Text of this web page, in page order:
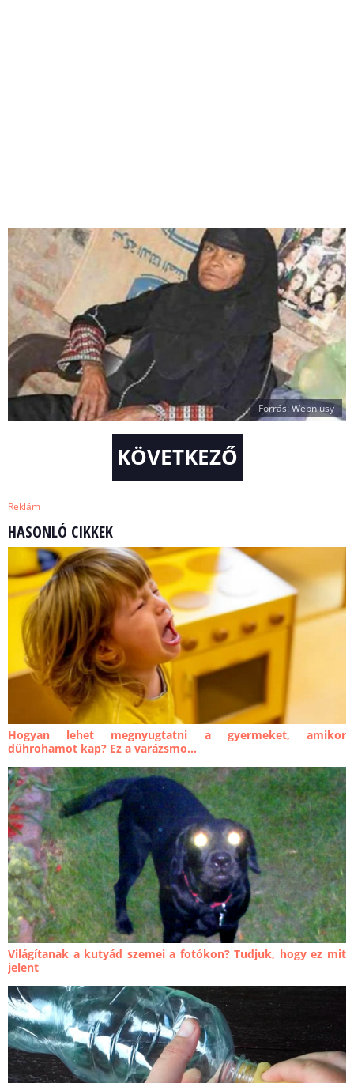
Forrás: Webniusy
KÖVETKEZŐ
Reklám
HASONLÓ CIKKEK
Hogyan lehet megnyugtatni a gyermeket, amikor
dührohamot kap? Ez a varázsmo...
Világítanak a kutyád szemei a fotókon? Tudjuk, hogy ez mit
jelent